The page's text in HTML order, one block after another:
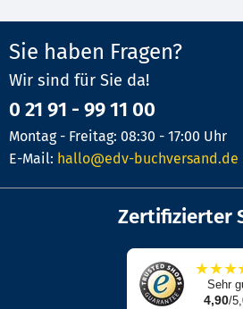
Sie haben Fragen?
Wir sind für Sie da!
0 21 91 - 99 11 00
Montag - Freitag: 08:30 - 17:00 Uhr
E-Mail: hallo@edv-buchversand.de
Zertifizierter
★★★
Sehr
4,90/